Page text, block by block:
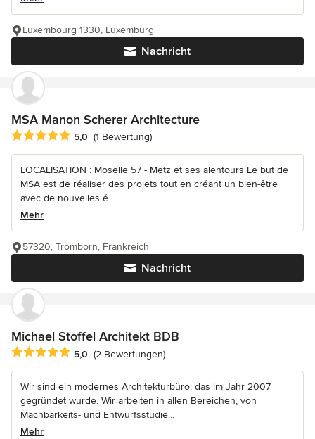
Nachricht
Luxembourg 1330, Luxemburg
MSA Manon Scherer Architecture
Durchschnittliche Bewertung: 5 von 5 Sternen
5,0 (1 Bewertung)
LOCALISATION : Moselle 57 - Metz et ses alentours Le but de
MSA est de réaliser des projets tout en créant un bien-être
avec de nouvelles é...
Mehr
Nachricht
57320, Tromborn, Frankreich
Michael Stoffel Architekt BDB
Durchschnittliche Bewertung: 5 von 5 Sternen
5,0 (2 Bewertungen)
Wir sind ein modernes Architekturbüro, das im Jahr 2007
gegründet wurde. Wir arbeiten in allen Bereichen, von
Machbarkeits- und Entwurfsstudie...
Mehr